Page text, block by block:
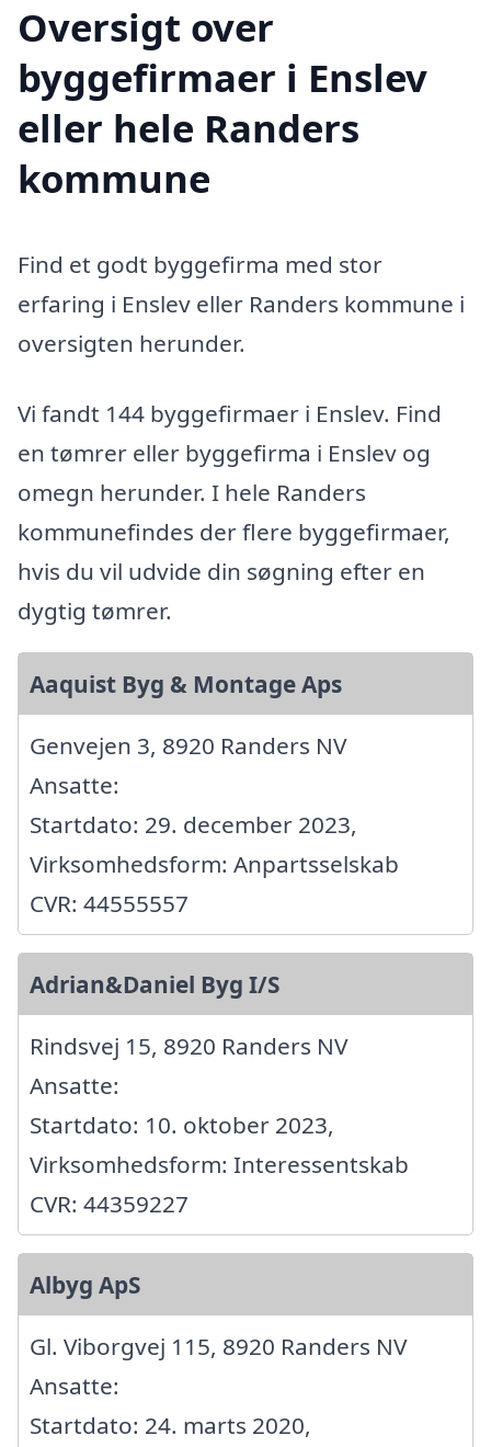
Oversigt over
byggefirmaer i Enslev
eller hele Randers
kommune
Find et godt byggefirma med stor
erfaring i Enslev eller Randers kommune i
oversigten herunder.
Vi fandt 144 byggefirmaer i Enslev. Find
en tømrer eller byggefirma i Enslev og
omegn herunder. I hele Randers
kommunefindes der flere byggefirmaer,
hvis du vil udvide din søgning efter en
dygtig tømrer.
Aaquist Byg & Montage Aps
Genvejen 3, 8920 Randers NV
Ansatte:
Startdato: 29. december 2023,
Virksomhedsform: Anpartsselskab
CVR: 44555557
Adrian&Daniel Byg I/S
Rindsvej 15, 8920 Randers NV
Ansatte:
Startdato: 10. oktober 2023,
Virksomhedsform: Interessentskab
CVR: 44359227
Albyg ApS
Gl. Viborgvej 115, 8920 Randers NV
Ansatte:
Startdato: 24. marts 2020,